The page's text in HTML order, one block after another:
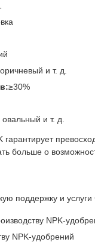
и т. д.
≥30%
и т. д.
больше о
поддержку и
NPK-
NPK-удобрений